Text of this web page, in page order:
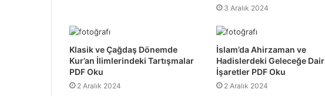
3 Aralık 2024
Klasik ve Çağdaş Dönemde
Kur’an İlimlerindeki Tartışmalar
PDF Oku
2 Aralık 2024
İslam’da Ahirzaman ve
Hadislerdeki Geleceğe Dair
İşaretler PDF Oku
2 Aralık 2024